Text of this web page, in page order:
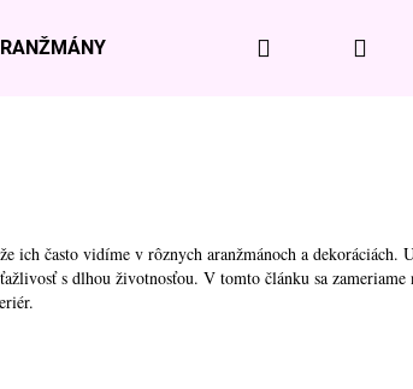
SVIEČKY A VÔNE DO
Hľadať
ich často vidíme v rôznych aranžmánoch a dekoráciách.
s dlhou životnosťou. V tomto článku sa zameriame